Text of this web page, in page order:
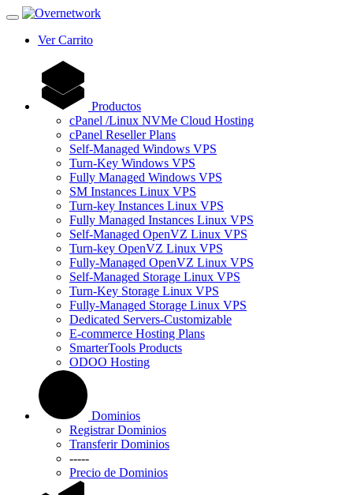
Ver Carrito
Productos
cPanel /Linux NVMe Cloud Hosting
cPanel Reseller Plans
Self-Managed Windows VPS
Turn-Key Windows VPS
Fully Managed Windows VPS
SM Instances Linux VPS
Turn-key Instances Linux VPS
Fully Managed Instances Linux VPS
Self-Managed OpenVZ Linux VPS
Turn-key OpenVZ Linux VPS
Fully-Managed OpenVZ Linux VPS
Self-Managed Storage Linux VPS
Turn-Key Storage Linux VPS
Fully-Managed Storage Linux VPS
Dedicated Servers-Customizable
E-commerce Hosting Plans
SmarterTools Products
ODOO Hosting
Dominios
Registrar Dominios
Transferir Dominios
-----
Precio de Dominios